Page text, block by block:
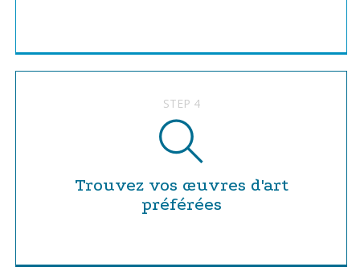
STEP 4
Trouvez vos œuvres d'art
préférées